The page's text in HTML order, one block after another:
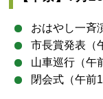
おはやし一斉
市長賞発表（
山車巡行（午
閉会式（午前